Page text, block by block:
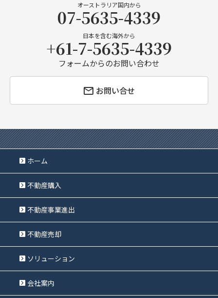
オーストラリア国内から
07-5635-4339
日本を含む海外から
+61-7-5635-4339
フォームからのお問い合わせ
お問い合せ
ホーム
不動産購入
不動産事業進出
不動産売却
ソリューション
会社案内